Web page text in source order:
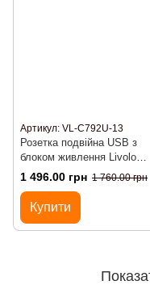
Артикул: VL-C792U-13
Розетка подвійна USB з
блоком живлення Livolo
золото скло (VL-C792U-13)
1 496.00 грн 1 760.00 грн
Купити